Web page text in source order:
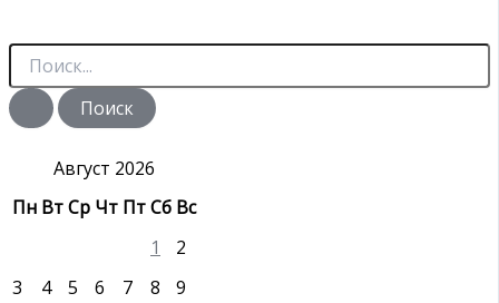
П
и
с
Август 2026
Пн ВтСр Чт ПтСб Вс
1
2
3
4 5 6 7 8
9